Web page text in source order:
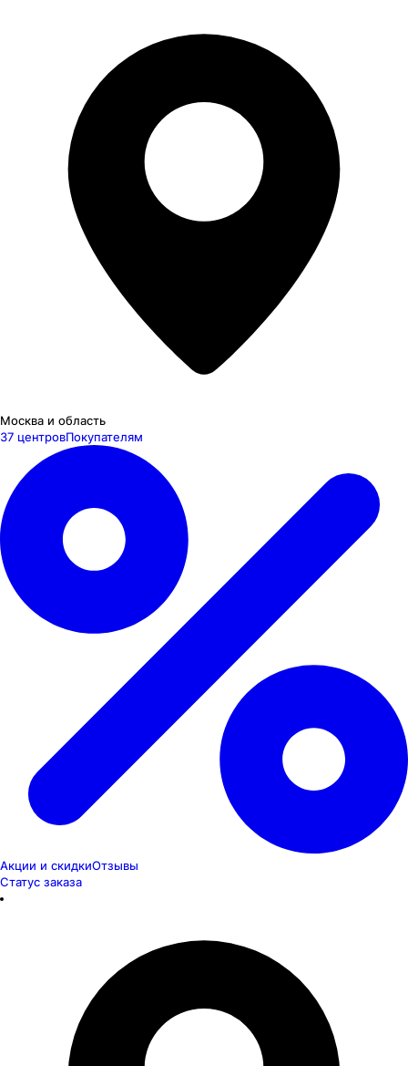
Москва и область
37 центровПокупателям
Акции и скидкиОтзывы
Статус заказа